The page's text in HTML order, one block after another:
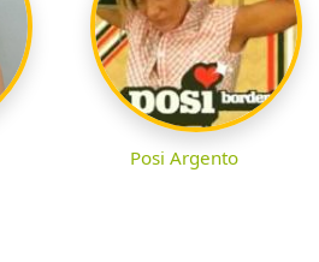
Posi Argento